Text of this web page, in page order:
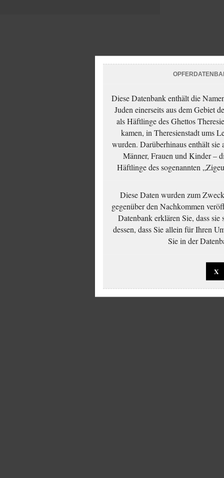
Diese Datenbank enthält die
Juden einerseits aus dem Gebiet
als Häftlinge des Ghettos
kamen, in Theresienstadt ums
wurden. Darüberhinaus enthält
Männer, Frauen und Kinder –
Häftlinge des sogenannten
Diese Daten wurden zum
gegenüber den Nachkommen
Datenbank erklären Sie, dass sie
dessen, dass Sie allein für Ihren
Sie in der
X